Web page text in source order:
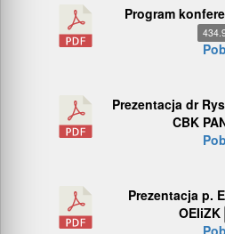
Program
Prezentacja dr
CBK
Prezentacja p.
OEIiZK